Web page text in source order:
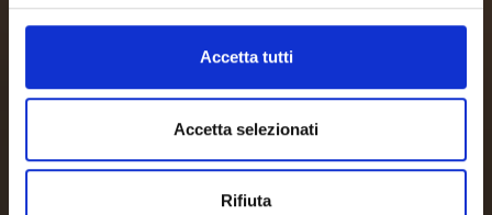
Accetta tutti
Accetta selezionati
Rifiuta